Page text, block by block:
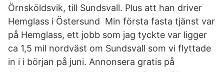
Örnsköldsvik, till Sundsvall. Plus att han driver
Hemglass i Östersund Min första fasta tjänst var
på Hemglass, ett jobb som jag tyckte var ligger
ca 1,5 mil nordväst om Sundsvall som vi flyttade
in i i början på juni. Annonsera gratis på